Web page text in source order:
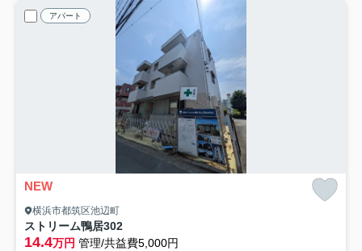
アパート
NEW
横浜市都筑区池辺町
ストリーム鴨居302
14.4万円 管理/共益費5,000円